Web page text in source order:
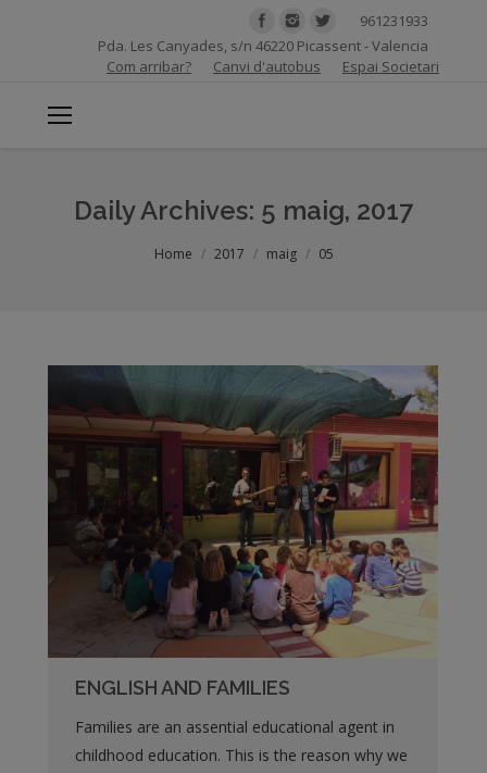
961231933
Pda. Les Canyades, s/n 46220 Picassent - Valencia
Com arribar?
Canvi d'autobus Espai Societari
Daily Archives: 5 maig, 2017
Home 2017 maig 05
ENGLISH AND FAMILIES
Families are an assential educational agent in
childhood education. This is the reason why we